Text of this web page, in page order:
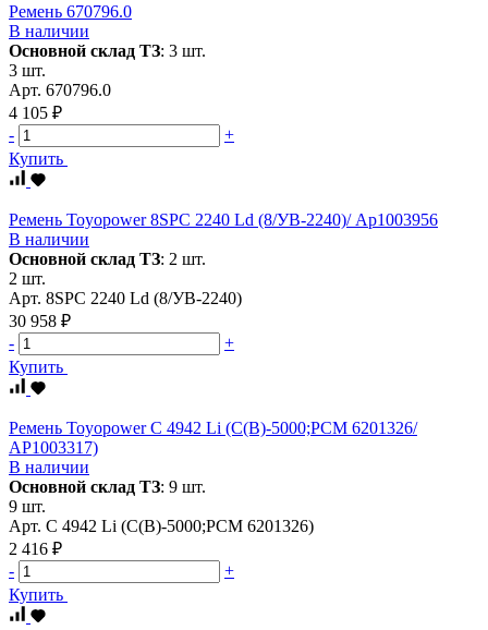
Ремень 670796.0
В наличии
Основной склад ТЗ: 3 шт.
3 шт.
Арт. 670796.0
4 105 ₽
-
+
Купить
Ремень Toyopower 8SPC 2240 Ld (8/УВ-2240)/ Ар1003956
В наличии
Основной склад ТЗ: 2 шт.
2 шт.
Арт. 8SPC 2240 Ld (8/УВ-2240)
30 958 ₽
-
+
Купить
Ремень Toyopower C 4942 Li (C(B)-5000;РСМ 6201326/
АР1003317)
В наличии
Основной склад ТЗ: 9 шт.
9 шт.
Арт. C 4942 Li (C(B)-5000;РСМ 6201326)
2 416 ₽
-
+
Купить